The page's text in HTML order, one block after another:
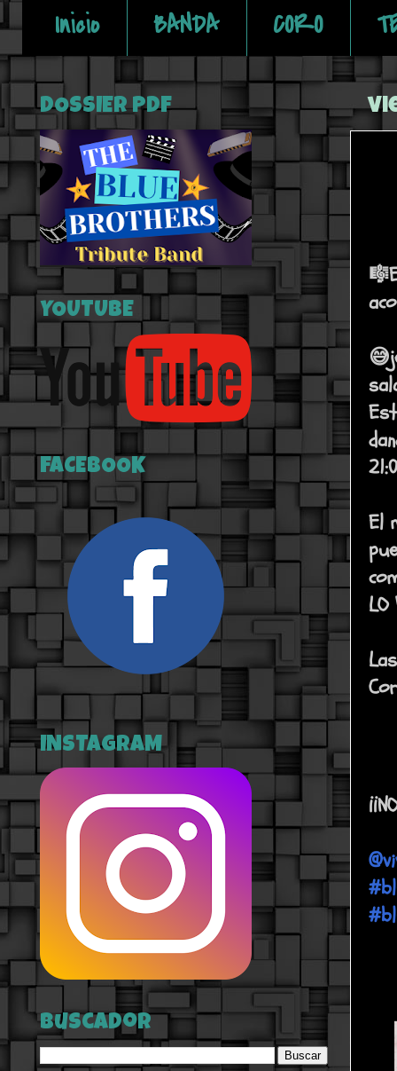
Inicio BANDA CORO
El
LO
DOSSIER PDF
YOUTUBE
FACEBOOK
INSTAGRAM
Buscador